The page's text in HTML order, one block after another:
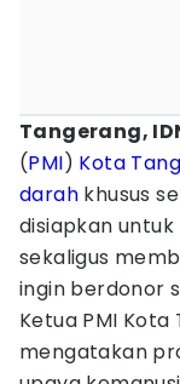
Tangerang,
(PMI) Kota
darah khusus
disiapkan
sekaligus
ingin berdonor
Ketua PMI
mengatakan